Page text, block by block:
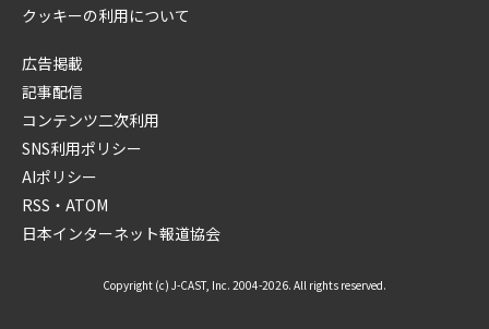
クッキーの利用について
広告掲載
記事配信
コンテンツ二次利用
SNS利用ポリシー
AIポリシー
RSS・ATOM
日本インターネット報道協会
Copyright (c) J-CAST, Inc. 2004-2026. All rights reserved.